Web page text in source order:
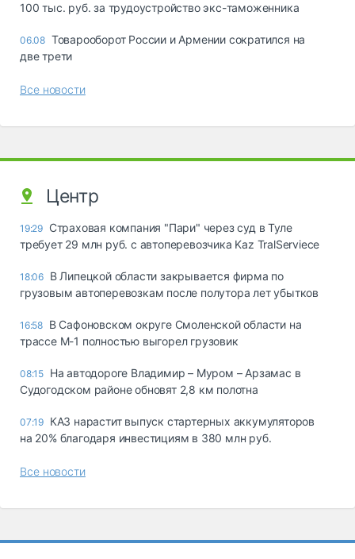
100 тыс. руб. за трудоустройство экс-таможенника
06.08 Товарооборот России и Армении сократился на
две трети
Все новости
Центр
19:29 Страховая компания "Пари" через суд в Туле
требует 29 млн руб. с автоперевозчика Kaz TralServiece
18:06 В Липецкой области закрывается фирма по
грузовым автоперевозкам после полутора лет убытков
16:58 В Сафоновском округе Смоленской области на
трассе М-1 полностью выгорел грузовик
08:15 На автодороге Владимир – Муром – Арзамас в
Судогодском районе обновят 2,8 км полотна
07:19 КАЗ нарастит выпуск стартерных аккумуляторов
на 20% благодаря инвестициям в 380 млн руб.
Все новости